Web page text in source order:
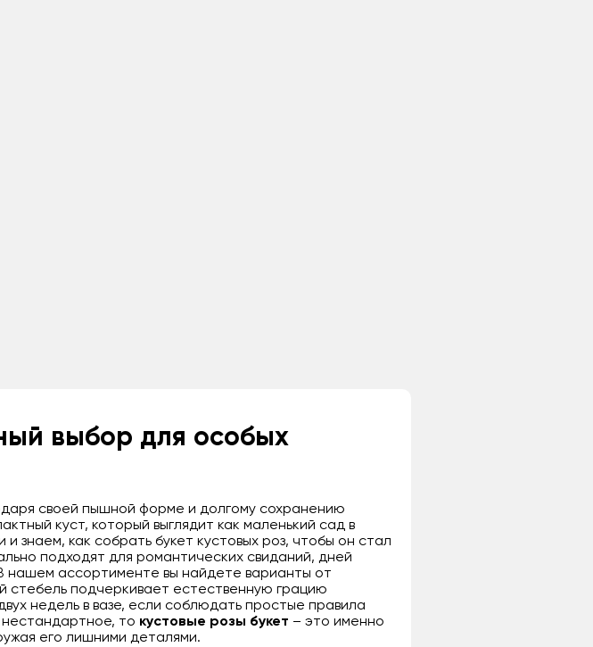
выбор для особых
своей пышной форме и долгому сохранению
куст, который выглядит как маленький сад в
знаем, как собрать букет кустовых роз, чтобы он стал
подходят для романтических свиданий, дней
нашем ассортименте вы найдете варианты от
стебель подчеркивает естественную грацию
недель в вазе, если соблюдать простые правила
то кустовые розы букет – это именно
его лишними деталями.